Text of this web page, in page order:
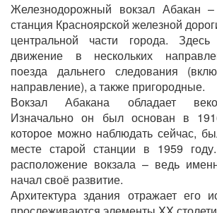
Железнодорожный вокзал Абакан
станция Красноярской железной
центральной части города. Здесь
движение в нескольких
поезда дальнего следования
направление), а также пригородные.
Вокзал Абакана обладает
Изначально он был основан в
которое можно наблюдать сейчас,
месте старой станции в 1959
расположение вокзала – ведь
начал своё развитие.
Архитектура здания отражает его